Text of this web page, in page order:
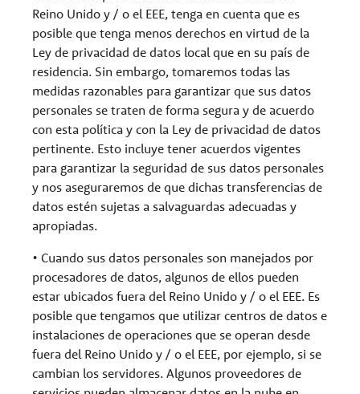
Reino Unido y / o el EEE, tenga en cuenta que es
posible que tenga menos derechos en virtud de la
Ley de privacidad de datos local que en su país de
residencia. Sin embargo, tomaremos todas las
medidas razonables para garantizar que sus datos
personales se traten de forma segura y de acuerdo
con esta política y con la Ley de privacidad de datos
pertinente. Esto incluye tener acuerdos vigentes
para garantizar la seguridad de sus datos personales
y nos aseguraremos de que dichas transferencias de
datos estén sujetas a salvaguardas adecuadas y
apropiadas.
• Cuando sus datos personales son manejados por
procesadores de datos, algunos de ellos pueden
estar ubicados fuera del Reino Unido y / o el EEE. Es
posible que tengamos que utilizar centros de datos e
instalaciones de operaciones que se operan desde
fuera del Reino Unido y / o el EEE, por ejemplo, si se
cambian los servidores. Algunos proveedores de